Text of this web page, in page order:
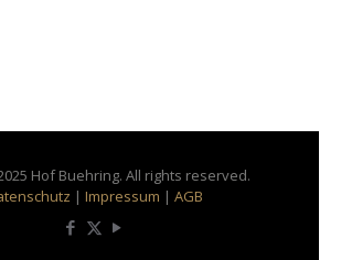
Hof Buehring. All rights reserved.
| Impressum | AGB